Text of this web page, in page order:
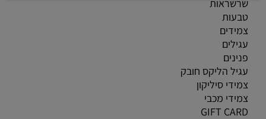
שרשראות
טבעות
צמידים
עגילים
פנינים
עגיל הליקס חובק
צמידי סיליקון
צמידי מכבי
GIFT CARD